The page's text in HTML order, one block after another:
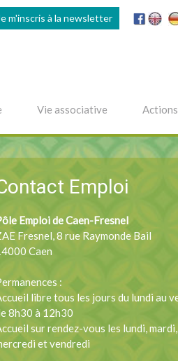
m'inscris à la newsletter
Vie associative
Emploi
Emploi de Caen-Fresnel
Fresnel, 8 rue Raymonde Bail
Caen
:
libre tous les jours du lundi au
8h30 à 12h30
sur rendez-vous les lundi, mardi,
et vendredi